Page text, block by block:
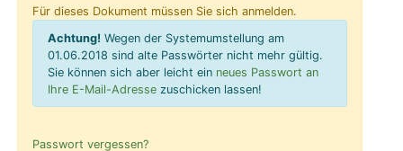
Für dieses Dokument müssen Sie sich anmelden.
Achtung! Wegen der Systemumstellung am
01.06.2018 sind alte Passwörter nicht mehr gültig.
Sie können sich aber leicht ein neues Passwort an
Ihre E-Mail-Adresse zuschicken lassen!
Passwort vergessen?